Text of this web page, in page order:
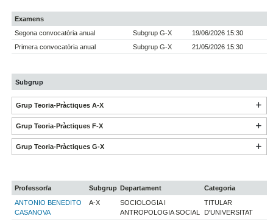
Examens
Segona convocatòria anual
Subgrup G-X
19/06/2026 15:30
Primera convocatòria anual
Subgrup G-X 21/05/2026 15:30
Subgrup
Grup Teoria-Pràctiques A-X
Grup Teoria-Pràctiques F-X
Grup Teoria-Pràctiques G-X
Professor/a Subgrup Departament
Categoria
ANTONIO BENEDITO
CASANOVA
A-X
SOCIOLOGIA I
ANTROPOLOGIA SOCIAL
TITULAR
D'UNIVERSITAT